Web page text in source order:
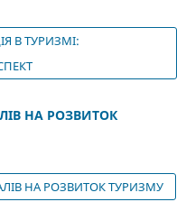
В ТУРИЗМІ:
НА РОЗВИТОК
НА РОЗВИТОК ТУРИЗМУ